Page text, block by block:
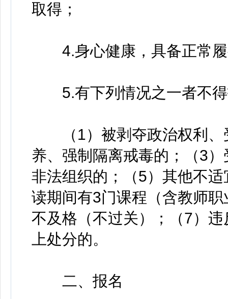
取得；
4.身心健康，具备正常履
5.有下列情况之一者不得
（1）被剥夺政治权利、
养、强制隔离戒毒的；（3
非法组织的；（5）其他不
读期间有3门课程（含教师
不及格（不过关）；（7）
上处分的。
二、报名